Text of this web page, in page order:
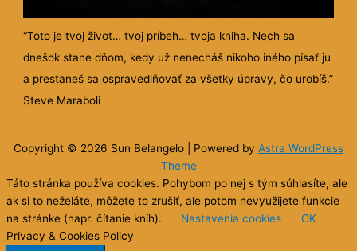
“Toto je tvoj život… tvoj príbeh… tvoja kniha. Nech sa
dnešok stane dňom, kedy už nenecháš nikoho iného písať ju
a prestaneš sa ospravedlňovať za všetky úpravy, čo urobíš.”
Steve Maraboli
Copyright © 2026 Sun Belangelo | Powered by Astra WordPress
Theme
Táto stránka používa cookies. Pohybom po nej s tým súhlasíte, ale
ak si to neželáte, môžete to zrušiť, ale potom nevyužijete funkcie
na stránke (napr. čítanie kníh).
Nastavenia cookies
OK
Privacy & Cookies Policy